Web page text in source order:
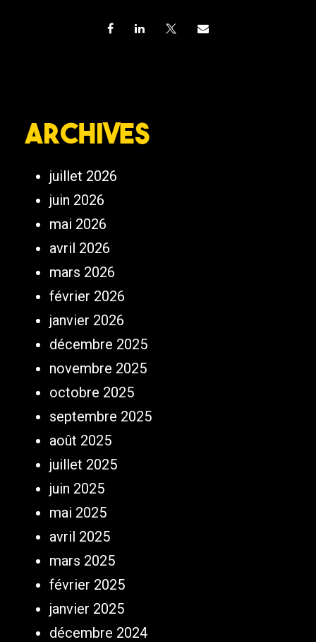
Archives
juillet 2026
juin 2026
mai 2026
avril 2026
mars 2026
février 2026
janvier 2026
décembre 2025
novembre 2025
octobre 2025
septembre 2025
août 2025
juillet 2025
juin 2025
mai 2025
avril 2025
mars 2025
février 2025
janvier 2025
décembre 2024